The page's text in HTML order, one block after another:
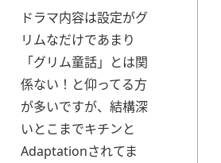
ドラマ内容は設定がグ
リムなだけであまり
「グリム童話」とは関
係ない！と仰ってる方
が多いですが、結構深
いとこまでキチンと
Adaptationされてま